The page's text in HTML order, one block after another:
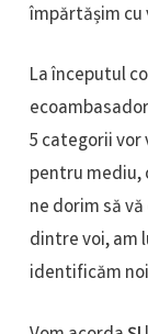
împărtășim cu
La începutul
5 categorii vor
pentru mediu,
ne dorim să
dintre voi, am
identificăm